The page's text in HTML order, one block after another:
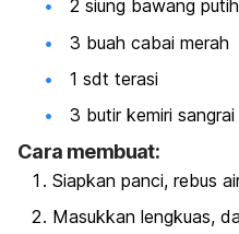
2 siung bawang putih
3 buah cabai merah
1 sdt terasi
3 butir kemiri sangrai
Cara membuat:
Siapkan panci, rebus
Masukkan lengkuas,